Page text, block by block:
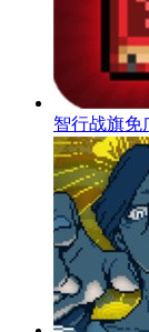
智行战旗免